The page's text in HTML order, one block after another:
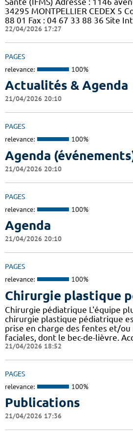
34295 MONTPELLIER CEDEX 5
88 01 Fax : 04 67 33 88 36 Site
22/04/2026 17:27
PAGES
relevance: 100%
Actualités & Agenda
21/04/2026 20:10
PAGES
relevance: 100%
Agenda
21/04/2026 20:10
PAGES
relevance: 100%
Agenda
21/04/2026 20:10
PAGES
relevance: 100%
Chirurgie plastique
Chirurgie pédiatrique L'équipe
chirurgie plastique pédiatrique
prise en charge des fentes et/
faciales, dont le bec-de-lièvre.
21/04/2026 18:52
PAGES
relevance: 100%
Publications
21/04/2026 17:36